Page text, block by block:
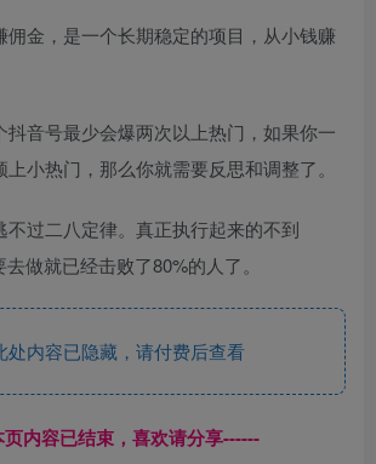
佣金，是一个长期稳定的项目，从小钱赚
抖音号最少会爆两次以上热门，如果你一
小热门，那么你就需要反思和调整了。
不过二八定律。真正执行起来的不到
做就已经击败了80%的人了。
内容已隐藏，请付费后查看
内容已结束，喜欢请分享------